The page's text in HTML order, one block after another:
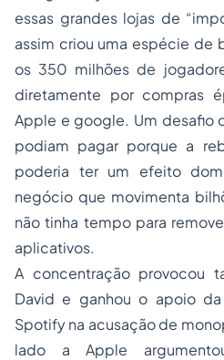
essas grandes lojas de
assim criou uma espécie de
os 350 milhões de
diretamente por compras
Apple e google. Um desafio
podiam pagar porque a
poderia ter um efeito
negócio que movimenta
não tinha tempo para
aplicativos.
A concentração provocou
David e ganhou o apoio
Spotify na acusação de
lado a Apple